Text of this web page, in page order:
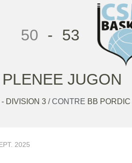
50 - 53
JUGON
DIVISION 3 / CONTRE BB PORDIC
2025